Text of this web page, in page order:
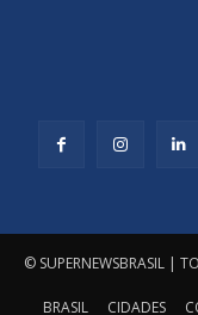
© SUPERNEWSBRASIL |
BRASIL CIDADES